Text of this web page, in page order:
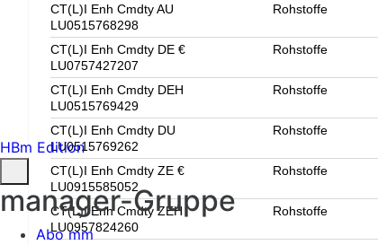
CT(L)I Enh Cmdty AU
LU0515768298
Rohstoffe
CT(L)I Enh Cmdty DE €
LU0757427207
Rohstoffe
CT(L)I Enh Cmdty DEH
LU0515769429
Rohstoffe
CT(L)I Enh Cmdty DU
LU0515769262
Rohstoffe
CT(L)I Enh Cmdty ZE €
LU0915585052
Rohstoffe
CT(L)I Enh Cmdty ZEH
LU0957824260
Rohstoffe
HBm Edition
manager-Gruppe
Abo mm